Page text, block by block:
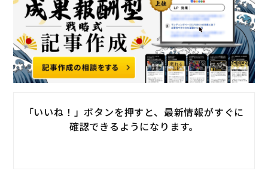
「いいね！」ボタンを押すと、最新情報がすぐに
確認できるようになります。